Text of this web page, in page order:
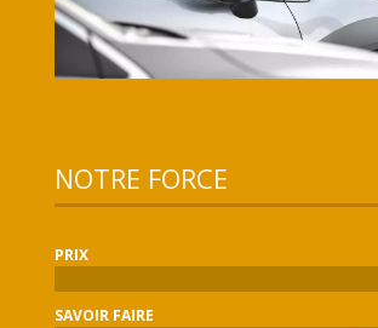
NOTRE FORCE
PRIX
SAVOIR FAIRE